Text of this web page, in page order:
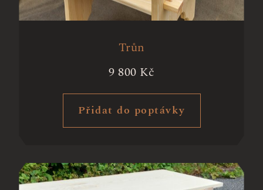
Trůn
9 800 Kč
Přidat do poptávky